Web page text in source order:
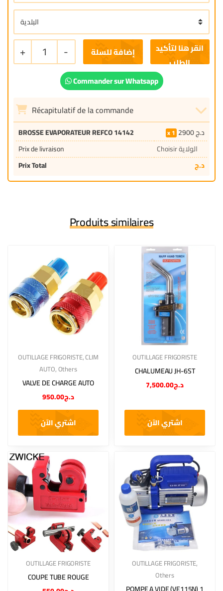
+ 1 - إضافة للسلة
Commander sur Whatsapp
Récapitulatif de la commande
BROSSE EVAPORATEUR REFCO 14142 1 2900د.ج
Prix de livraison
Choisir الولاية
Prix Total
د.ج
Produits similaires
OUTILLAGE FRIGORISTE,CLIM
AUTO,Others
VALVE DE CHARGE AUTO
د.ج950.00
اشتري الآن
OUTILLAGE FRIGORISTE
CHALUMEAU JH-6ST
د.ج7,500.00
اشتري الآن
OUTILLAGE FRIGORISTE
COUPE TUBE ROUGE
OUTILLAGE FRIGORISTE,
Others